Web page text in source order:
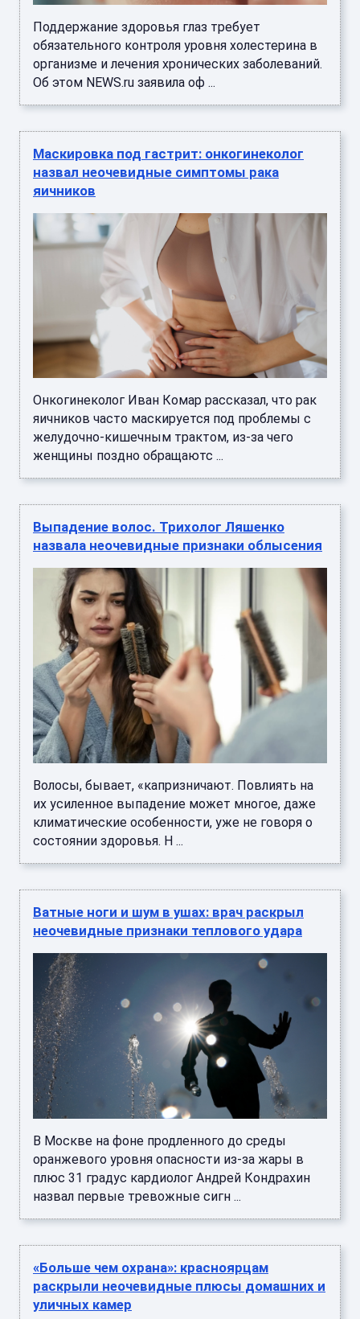
Поддержание здоровья глаз требует
обязательного контроля уровня холестерина в
организме и лечения хронических заболеваний.
Об этом NEWS.ru заявила оф ...
Маскировка под гастрит: онкогинеколог
назвал неочевидные симптомы рака
яичников
Онкогинеколог Иван Комар рассказал, что рак
яичников часто маскируется под проблемы с
желудочно-кишечным трактом, из-за чего
женщины поздно обращаютс ...
Выпадение волос. Трихолог Ляшенко
назвала неочевидные признаки облысения
Волосы, бывает, «капризничают. Повлиять на
их усиленное выпадение может многое, даже
климатические особенности, уже не говоря о
состоянии здоровья. Н ...
Ватные ноги и шум в ушах: врач раскрыл
неочевидные признаки теплового удара
В Москве на фоне продленного до среды
оранжевого уровня опасности из-за жары в
плюс 31 градус кардиолог Андрей Кондрахин
назвал первые тревожные сигн ...
«Больше чем охрана»: красноярцам
раскрыли неочевидные плюсы домашних и
уличных камер